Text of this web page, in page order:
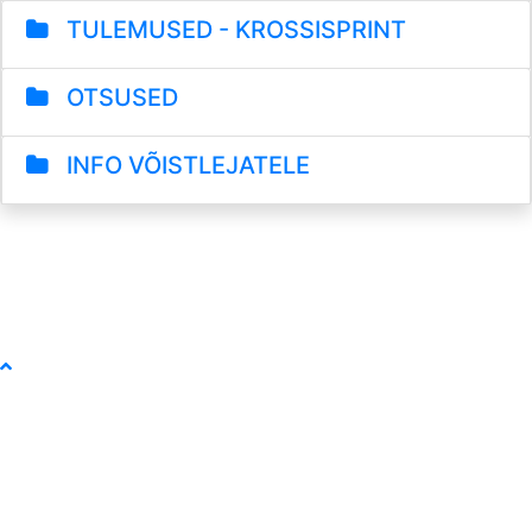
TULEMUSED - KROSSISPRINT
OTSUSED
INFO VÕISTLEJATELE